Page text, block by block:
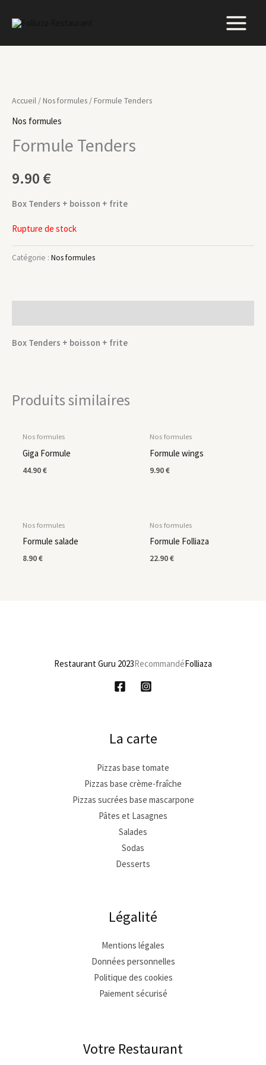
Accueil / Nos formules / Formule Tenders
Nos formules
Formule Tenders
9.90 €
Box Tenders + boisson + frite
Rupture de stock
Catégorie : Nos formules
Box Tenders + boisson + frite
Produits similaires
Nos formules
Giga Formule
44.90€
Nos formules
Formule wings
9.90€
Nos formules
Formule salade
8.90€
Nos formules
Formule Folliaza
22.90€
Restaurant Guru 2023RecommandéFolliaza
La carte
Pizzas base tomate
Pizzas base crème-fraîche
Pizzas sucrées base mascarpone
Pâtes et Lasagnes
Salades
Sodas
Desserts
Légalité
Mentions légales
Données personnelles
Politique des cookies
Paiement sécurisé
Votre Restaurant